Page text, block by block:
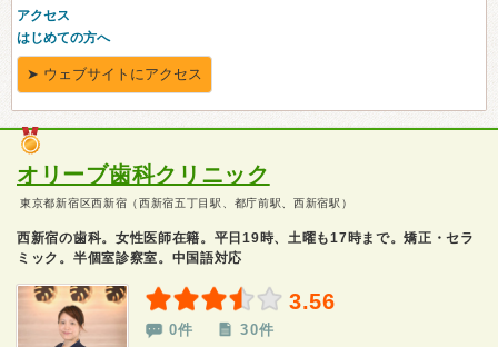
オリーブ歯科クリニック
東京都新宿区西新宿（西新宿五丁目駅、都庁前駅、西新宿駅）
西新宿の歯科。女性医師在籍。平日19時、土曜も17時まで。矯正・セラ
ミック。半個室診察室。中国語対応
3.56
0件 30件